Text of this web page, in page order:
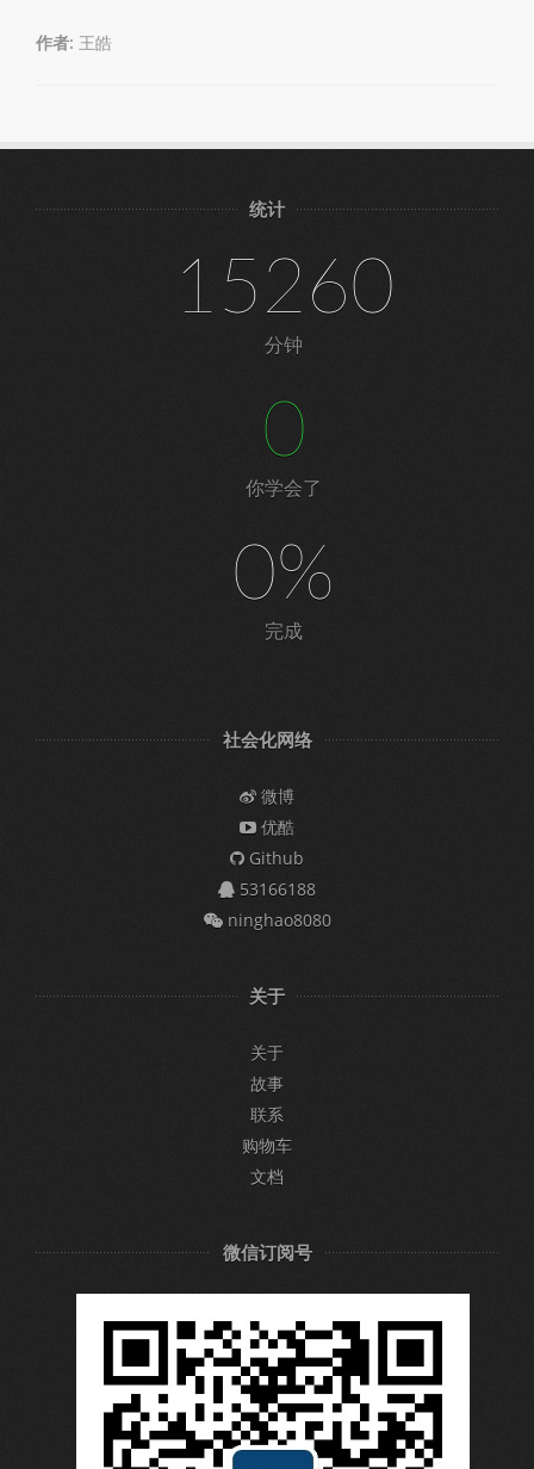
作者: 王皓
统计
15260
分钟
0
你学会了
0%
完成
社会化网络
微博
优酷
Github
53166188
ninghao8080
关于
关于
故事
联系
购物车
文档
微信订阅号